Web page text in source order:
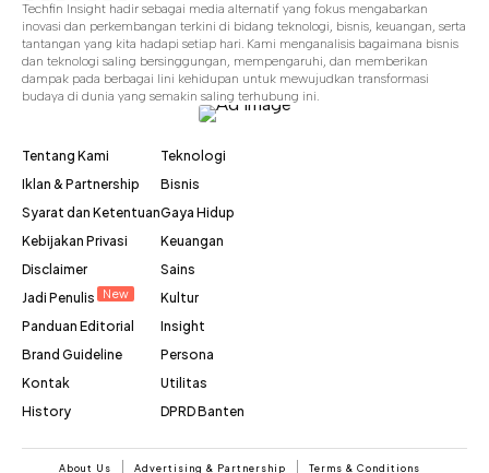
Techfin Insight hadir sebagai media alternatif yang fokus mengabarkan
inovasi dan perkembangan terkini di bidang teknologi, bisnis, keuangan, serta
tantangan yang kita hadapi setiap hari. Kami menganalisis bagaimana bisnis
dan teknologi saling bersinggungan, mempengaruhi, dan memberikan
dampak pada berbagai lini kehidupan untuk mewujudkan transformasi
budaya di dunia yang semakin saling terhubung ini.
Tentang Kami
Iklan & Partnership
Syarat dan Ketentuan
Kebijakan Privasi
Disclaimer
Jadi Penulis
New
Panduan Editorial
Brand Guideline
Kontak
History
Teknologi
Bisnis
Gaya Hidup
Keuangan
Sains
Kultur
Insight
Persona
Utilitas
DPRD Banten
About Us Advertising & Partnership Terms & Conditions